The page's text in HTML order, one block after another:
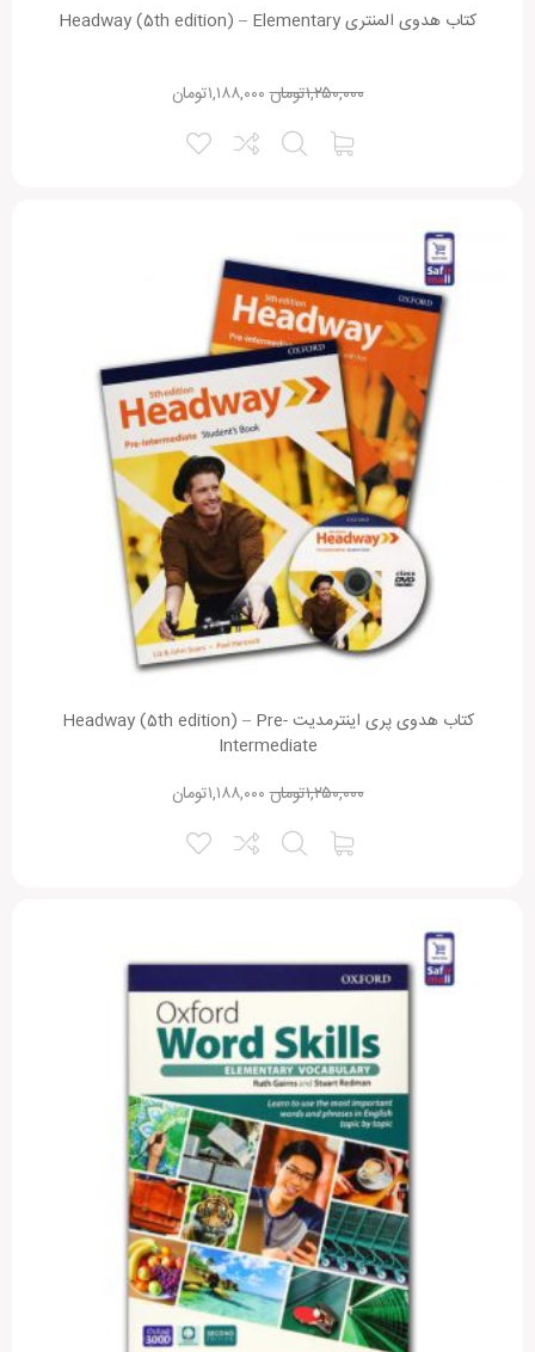
کتاب هدوی المنتری Headway (5th edition) – Elementary
تومان۱,۲۵۰,۰۰۰ تومان۱,۱۸۸,۰۰۰
کتاب هدوی پری اینترمدیت Headway (5th edition) – Pre-
Intermediate
تومان۱,۲۵۰,۰۰۰ تومان۱,۱۸۸,۰۰۰